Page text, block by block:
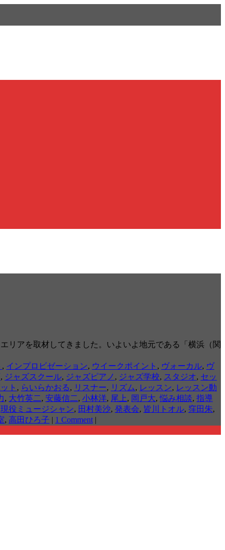
リアを取材してきました。いよいよ地元である「横浜（関
, インプロビゼーション, ウイークポイント , ヴォーカル, ヴ
, ジャズスクール, ジャズピアノ , ジャズ学校, スタジオ, セッ
ト , らいらかおる, リスナー, リズム, レッスン, レッスン動
, 大竹英二, 安藤信二, 小林洋, 尾上, 岡戸大,悩み相談, 指導
現役ミュージシャン, 田村美沙, 発表会, 皆川トオル, 窪田朱,
, 高田ひろ子 | 1 Comment |